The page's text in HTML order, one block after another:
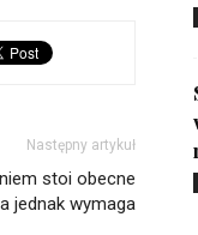
Następny artykuł
stoi obecne
jednak wymaga